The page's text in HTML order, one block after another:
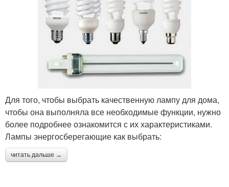
Для того, чтобы выбрать качественную лампу для дома,
чтобы она выполняла все необходимые функции, нужно
более подробнее ознакомится с их характеристиками.
Лампы энергосберегающие как выбрать:
читать дальше →